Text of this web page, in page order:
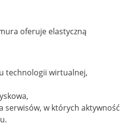
oferuje elastyczną
technologii wirtualnej,
serwisów, w których aktywność